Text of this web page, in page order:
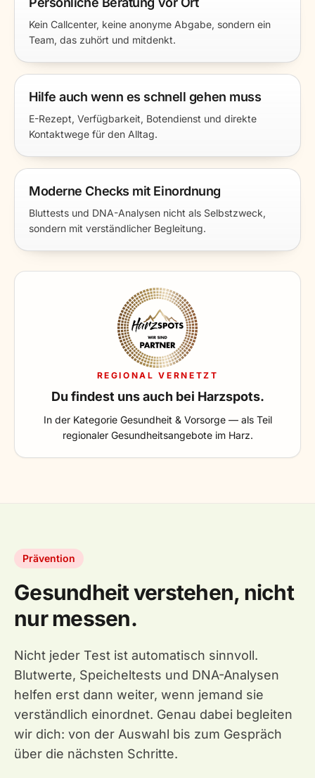
Kein Callcenter, keine anonyme Abgabe, sondern ein
Team, das zuhört und mitdenkt.
Hilfe auch wenn es schnell gehen muss
E-Rezept, Verfügbarkeit, Botendienst und direkte
Kontaktwege für den Alltag.
Moderne Checks mit Einordnung
Bluttests und DNA-Analysen nicht als Selbstzweck,
sondern mit verständlicher Begleitung.
REGIONAL VERNETZT
Du findest uns auch bei Harzspots.
In der Kategorie Gesundheit & Vorsorge — als Teil
regionaler Gesundheitsangebote im Harz.
Prävention
Gesundheit verstehen, nicht
nur messen.
Nicht jeder Test ist automatisch sinnvoll.
Blutwerte, Speicheltests und DNA-Analysen
helfen erst dann weiter, wenn jemand sie
verständlich einordnet. Genau dabei begleiten
wir dich: von der Auswahl bis zum Gespräch
über die nächsten Schritte.